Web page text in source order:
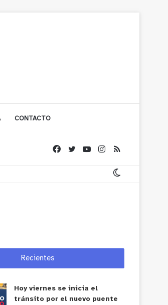
CONTACTO
Recientes
Hoy viernes se inicia el
tránsito por el nuevo puente